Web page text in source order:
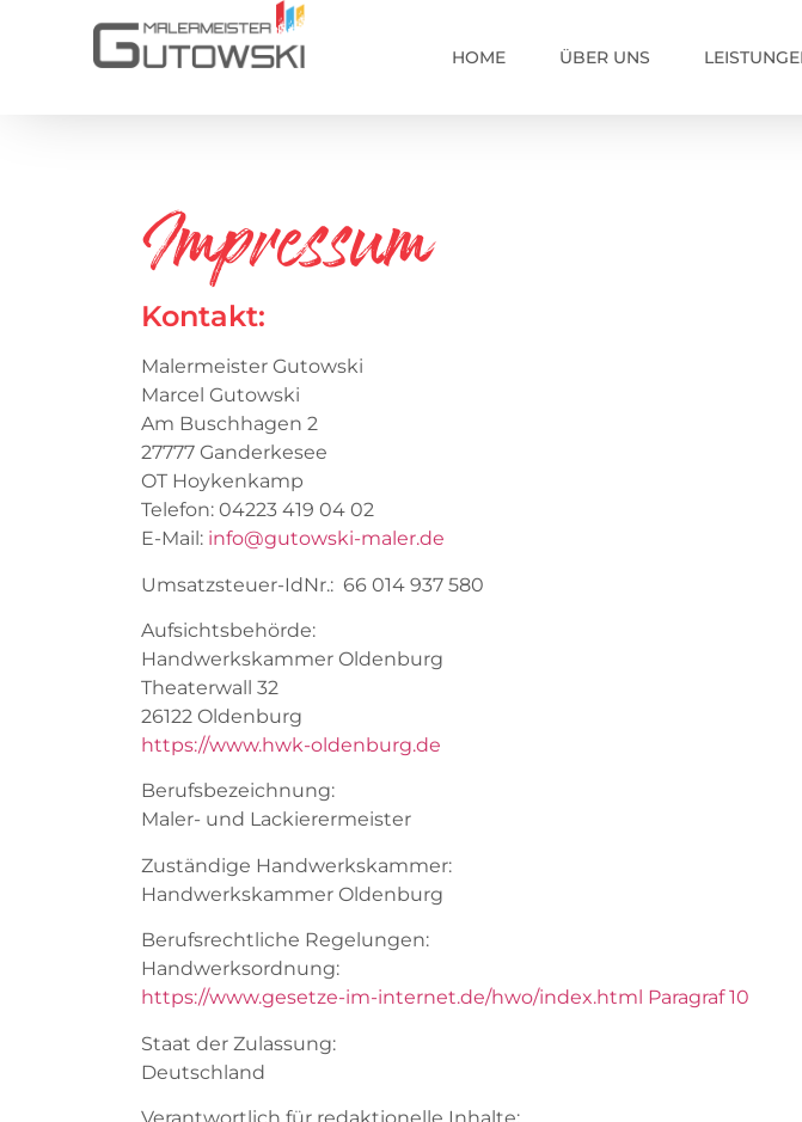
HOME ÜBER UNS
Impressum
Kontakt:
Malermeister Gutowski
Marcel Gutowski
Am Buschhagen 2
27777 Ganderkesee
OT Hoykenkamp
Telefon: 04223 419 04 02
E-Mail: info@gutowski-maler.de
Umsatzsteuer-IdNr.: 66 014 937 580
Aufsichtsbehörde:
Handwerkskammer Oldenburg
Theaterwall 32
26122 Oldenburg
https://www.hwk-oldenburg.de
Berufsbezeichnung:
Maler- und Lackierermeister
Zuständige Handwerkskammer:
Handwerkskammer Oldenburg
Berufsrechtliche Regelungen:
Handwerksordnung:
https://www.gesetze-im-internet.de/hwo/index.html Paragraf 10
Staat der Zulassung:
Deutschland